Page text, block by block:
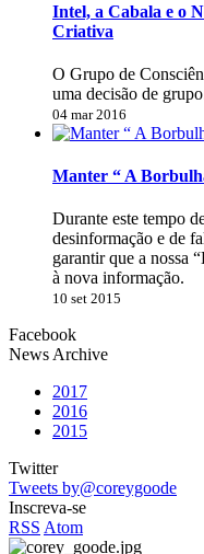
Intel, a Cabala e o
Criativa
O Grupo de
uma decisão de
04 mar 2016
Manter “ A
Durante este tempo
desinformação e de
garantir que a nossa
à nova informação.
10 set 2015
Facebook
News Archive
2017
2016
2015
Twitter
Tweets by@coreygoode
Inscreva-se
RSS Atom